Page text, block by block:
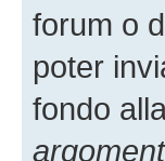
forum o
poter
fondo